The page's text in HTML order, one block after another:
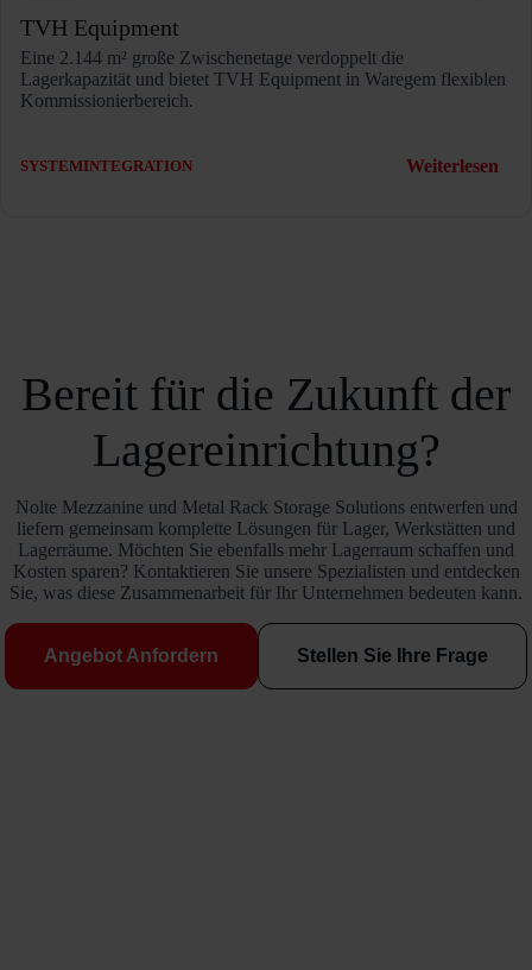
TVH Equipment
Eine 2.144 m² große Zwischenetage verdoppelt die
Lagerkapazität und bietet TVH Equipment in Waregem flexiblen
Kommissionierbereich.
SYSTEMINTEGRATION Weiterlesen
Bereit für die Zukunft der
Lagereinrichtung?
Nolte Mezzanine und Metal Rack Storage Solutions entwerfen und
liefern gemeinsam komplette Lösungen für Lager, Werkstätten und
Lagerräume. Möchten Sie ebenfalls mehr Lagerraum schaffen und
Kosten sparen? Kontaktieren Sie unsere Spezialisten und entdecken
Sie, was diese Zusammenarbeit für Ihr Unternehmen bedeuten kann.
Angebot Anfordern Stellen Sie Ihre Frage